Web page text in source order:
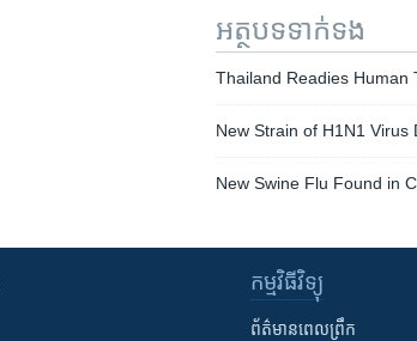
អត្ថបទ​ទាក់ទង
Thailand Readies Human
New Strain of H1N1 Virus
New Swine Flu Found in
កម្មវិធី​វិទ្យុ
ព័ត៌មាន​ពេល​ព្រឹក